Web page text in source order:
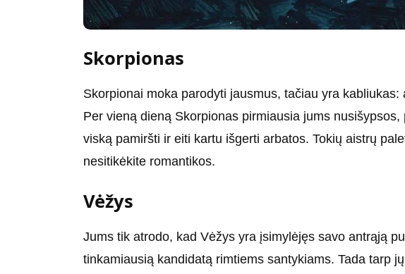
Skorpionas
Skorpionai moka parodyti jausmus, tačiau yra
Per vieną dieną Skorpionas pirmiausia jums
viską pamiršti ir eiti kartu išgerti arbatos. Tokių aistrų
nesitikėkite romantikos.
Vėžys
Jums tik atrodo, kad Vėžys yra įsimylėjęs savo antrąją
tinkamiausią kandidatą rimtiems santykiams. Tada tarp